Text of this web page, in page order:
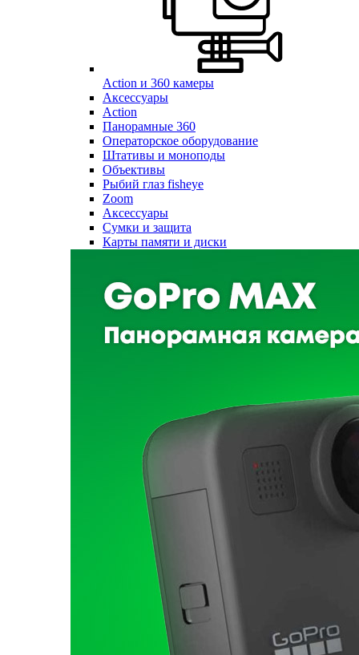
Action и 360 камеры
Аксессуары
Action
Панорамные 360
Операторское оборудование
Штативы и моноподы
Объективы
Рыбий глаз fisheye
Zoom
Аксессуары
Сумки и защита
Карты памяти и диски